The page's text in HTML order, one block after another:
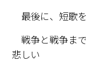
最後に、短歌を
戦争と戦争ま
悲しい